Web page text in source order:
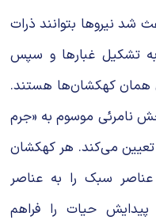
شد نیروها بتوانند ذرات
به تشکیل غبارها و سپس
همان کهکشان‌ها هستند.
نامرئی موسوم به «جرم
تعیین می‌کند. هر کهکشان
سبک را به عناصر
حیات را فراهم